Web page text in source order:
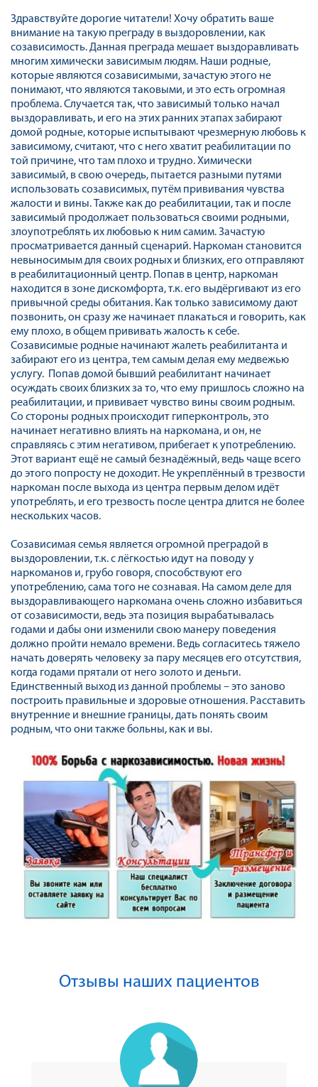
Здравствуйте дорогие читатели! Хочу обратить ваше
внимание на такую преграду в выздоровлении, как
созависимость. Данная преграда мешает выздоравливать
многим химически зависимым людям. Наши родные,
которые являются созависимыми, зачастую этого не
понимают, что являются таковыми, и это есть огромная
проблема. Случается так, что зависимый только начал
выздоравливать, и его на этих ранних этапах забирают
домой родные, которые испытывают чрезмерную любовь к
зависимому, считают, что с него хватит реабилитации по
той причине, что там плохо и трудно. Химически
зависимый, в свою очередь, пытается разными путями
использовать созависимых, путём прививания чувства
жалости и вины. Также как до реабилитации, так и после
зависимый продолжает пользоваться своими родными,
злоупотреблять их любовью к ним самим. Зачастую
просматривается данный сценарий. Наркоман становится
невыносимым для своих родных и близких, его отправляют
в реабилитационный центр. Попав в центр, наркоман
находится в зоне дискомфорта, т.к. его выдёргивают из его
привычной среды обитания. Как только зависимому дают
позвонить, он сразу же начинает плакаться и говорить, как
ему плохо, в общем прививать жалость к себе.
Созависимые родные начинают жалеть реабилитанта и
забирают его из центра, тем самым делая ему медвежью
услугу. Попав домой бывший реабилитант начинает
осуждать своих близких за то, что ему пришлось сложно на
реабилитации, и прививает чувство вины своим родным.
Со стороны родных происходит гиперконтроль, это
начинает негативно влиять на наркомана, и он, не
справляясь с этим негативом, прибегает к употреблению.
Этот вариант ещё не самый безнадёжный, ведь чаще всего
до этого попросту не доходит. Не укреплённый в трезвости
наркоман после выхода из центра первым делом идёт
употреблять, и его трезвость после центра длится не более
нескольких часов.
Созависимая семья является огромной преградой в
выздоровлении, т.к. с лёгкостью идут на поводу у
наркоманов и, грубо говоря, способствуют его
употреблению, сама того не сознавая. На самом деле для
выздоравливающего наркомана очень сложно избавиться
от созависимости, ведь эта позиция вырабатывалась
годами и дабы они изменили свою манеру поведения
должно пройти немало времени. Ведь согласитесь тяжело
начать доверять человеку за пару месяцев его отсутствия,
когда годами прятали от него золото и деньги.
Единственный выход из данной проблемы – это заново
построить правильные и здоровые отношения. Расставить
внутренние и внешние границы, дать понять своим
родным, что они также больны, как и вы.
Отзывы наших пациентов